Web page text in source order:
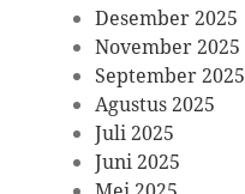
Desember 2025
November 2025
September 2025
Agustus 2025
Juli 2025
Juni 2025